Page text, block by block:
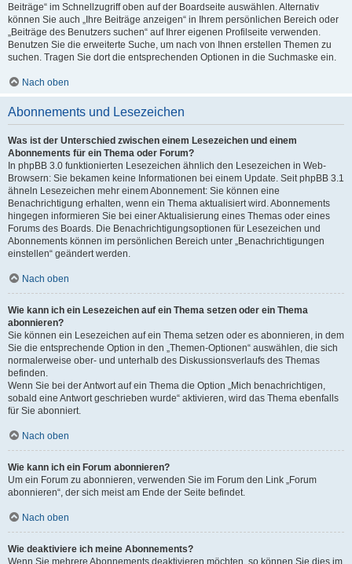
Beiträge“ im Schnellzugriff oben auf der Boardseite auswählen. Alternativ
können Sie auch „Ihre Beiträge anzeigen“ in Ihrem persönlichen Bereich oder
„Beiträge des Benutzers suchen“ auf Ihrer eigenen Profilseite verwenden.
Benutzen Sie die erweiterte Suche, um nach von Ihnen erstellen Themen zu
suchen. Tragen Sie dort die entsprechenden Optionen in die Suchmaske ein.
Nach oben
Abonnements und Lesezeichen
Was ist der Unterschied zwischen einem Lesezeichen und einem
Abonnements für ein Thema oder Forum?
In phpBB 3.0 funktionierten Lesezeichen ähnlich den Lesezeichen in Web-
Browsern: Sie bekamen keine Informationen bei einem Update. Seit phpBB 3.1
ähneln Lesezeichen mehr einem Abonnement: Sie können eine
Benachrichtigung erhalten, wenn ein Thema aktualisiert wird. Abonnements
hingegen informieren Sie bei einer Aktualisierung eines Themas oder eines
Forums des Boards. Die Benachrichtigungsoptionen für Lesezeichen und
Abonnements können im persönlichen Bereich unter „Benachrichtigungen
einstellen“ geändert werden.
Nach oben
Wie kann ich ein Lesezeichen auf ein Thema setzen oder ein Thema
abonnieren?
Sie können ein Lesezeichen auf ein Thema setzen oder es abonnieren, in dem
Sie die entsprechende Option in den „Themen-Optionen“ auswählen, die sich
normalerweise ober- und unterhalb des Diskussionsverlaufs des Themas
befinden.
Wenn Sie bei der Antwort auf ein Thema die Option „Mich benachrichtigen,
sobald eine Antwort geschrieben wurde“ aktivieren, wird das Thema ebenfalls
für Sie abonniert.
Nach oben
Wie kann ich ein Forum abonnieren?
Um ein Forum zu abonnieren, verwenden Sie im Forum den Link „Forum
abonnieren“, der sich meist am Ende der Seite befindet.
Nach oben
Wie deaktiviere ich meine Abonnements?
Wenn Sie mehrere Abonnements deaktivieren möchten, so können Sie dies im